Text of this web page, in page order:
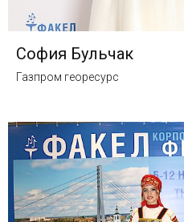
София Бульчак
Газпром георесурс